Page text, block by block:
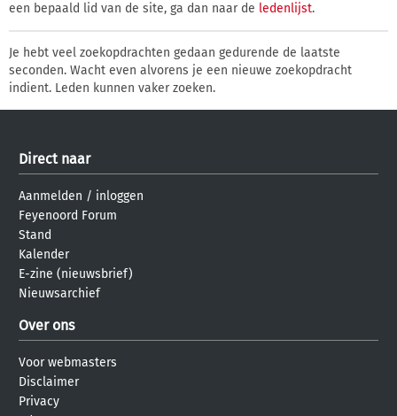
een bepaald lid van de site, ga dan naar de ledenlijst.
Je hebt veel zoekopdrachten gedaan gedurende de laatste
seconden. Wacht even alvorens je een nieuwe zoekopdracht
indient. Leden kunnen vaker zoeken.
Direct naar
Aanmelden / inloggen
Feyenoord Forum
Stand
Kalender
E-zine (nieuwsbrief)
Nieuwsarchief
Over ons
Voor webmasters
Disclaimer
Privacy